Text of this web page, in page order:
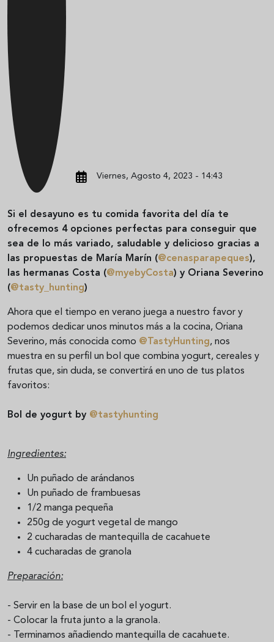
Viernes, Agosto 4, 2023 - 14:43
Si el desayuno es tu comida favorita del día te
ofrecemos 4 opciones perfectas para conseguir que
sea de lo más variado, saludable y delicioso gracias a
las propuestas de María Marín (@cenasparapeques),
las hermanas Costa (@myebyCosta) y Oriana Severino
(@tasty_hunting)
Ahora que el tiempo en verano juega a nuestro favor y
podemos dedicar unos minutos más a la cocina, Oriana
Severino, más conocida como @TastyHunting, nos
muestra en su perfil un bol que combina yogurt, cereales y
frutas que, sin duda, se convertirá en uno de tus platos
favoritos:
Bol de yogurt by @tastyhunting
Ingredientes:
Un puñado de arándanos
Un puñado de frambuesas
1/2 manga pequeña
250g de yogurt vegetal de mango
2 cucharadas de mantequilla de cacahuete
4 cucharadas de granola
Preparación:
- Servir en la base de un bol el yogurt.
- Colocar la fruta junto a la granola.
- Terminamos añadiendo mantequilla de cacahuete.